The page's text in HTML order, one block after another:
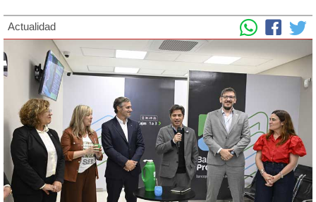
Actualidad